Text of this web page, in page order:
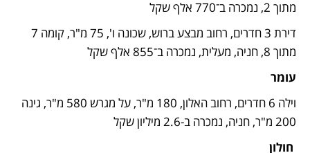
מתוך 2, נמכרה ב־770 אלף שקל
מתוך 8, חניה, מעלית, נמכרה ב־855 אלף שקל
עומר
200 מ"ר, חניה, נמכרה ב-2.6 מיליון שקל
חולון